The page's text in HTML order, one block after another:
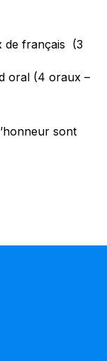
de français (3
oral (4 oraux –
sont